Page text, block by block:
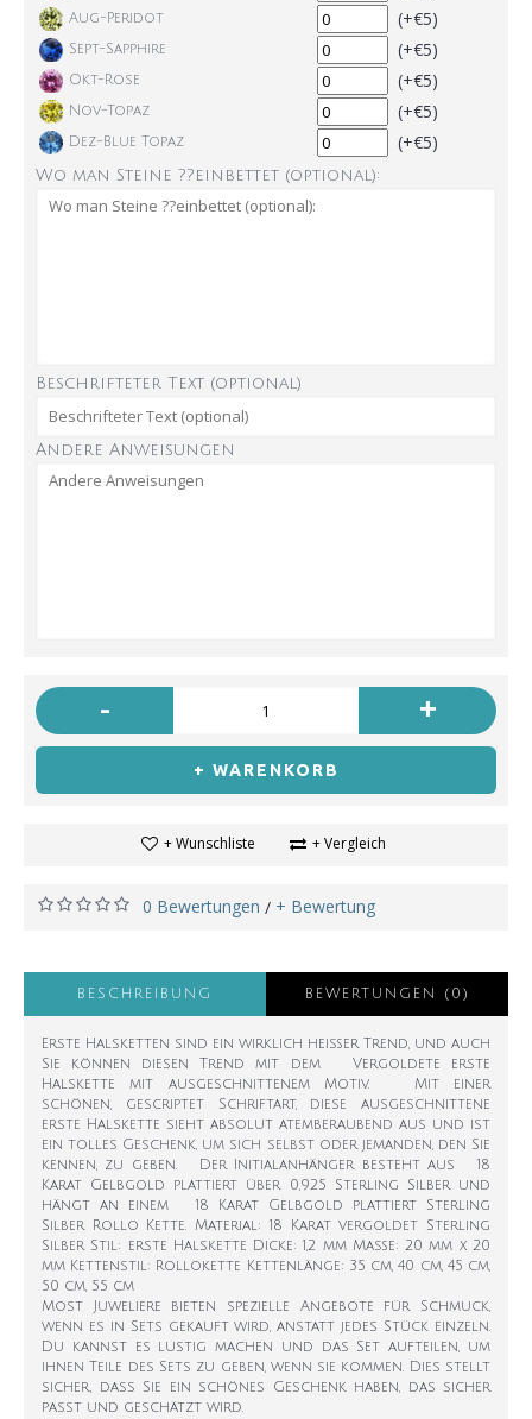
Aug-Peridot (+€5)
Sept-Sapphire (+€5)
Okt-Rose (+€5)
Nov-Topaz (+€5)
Dez-Blue Topaz (+€5)
Wo man Steine ??einbettet (optional):
Beschrifteter Text (optional)
Andere Anweisungen
- +
+ WARENKORB
+ Wunschliste + Vergleich
0 Bewertungen / + Bewertung
BESCHREIBUNG BEWERTUNGEN (0)
Erste Halsketten sind ein wirklich heißer Trend, und auch
Sie können diesen Trend mit dem Vergoldete erste
Halskette mit ausgeschnittenem Motiv. Mit einer
schönen, gescriptet Schriftart, diese ausgeschnittene
erste Halskette sieht absolut atemberaubend aus und ist
ein tolles Geschenk, um sich selbst oder jemanden, den Sie
kennen, zu geben. Der Initialanhänger besteht aus 18
Karat Gelbgold plattiert über 0,925 Sterling Silber und
hängt an einem 18 Karat Gelbgold plattiert Sterling
Silber Rollo Kette. Material: 18 Karat vergoldet Sterling
Silber Stil: erste Halskette Dicke: 1,2 mm Maße: 20 mm x 20
mm Kettenstil: Rollokette Kettenlänge: 35 cm, 40 cm, 45 cm,
50 cm, 55 cm
Most Juweliere bieten spezielle Angebote für Schmuck,
wenn es in Sets gekauft wird, anstatt jedes Stück einzeln.
Du kannst es lustig machen und das Set aufteilen, um
ihnen Teile des Sets zu geben, wenn sie kommen. Dies stellt
sicher, dass Sie ein schönes Geschenk haben, das sicher
passt und geschätzt wird.